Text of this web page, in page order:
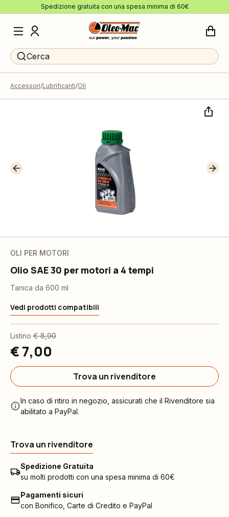
Spedizione gratuita con una spesa minima di 60€
Cerca
Accessori Lubrificanti Oli
OLI PER MOTORI
Olio SAE 30 per motori a 4 tempi
Tanica da 600 ml
Vedi prodotti compatibili
Listino € 8,90
€ 7,00
Trova un rivenditore
In caso di ritiro in negozio, assicurati che il Rivenditore sia
abilitato a PayPal.
Trova un rivenditore
Spedizione Gratuita
su molti prodotti con una spesa minima di 60€
Pagamenti sicuri
con Bonifico, Carte di Credito e PayPal